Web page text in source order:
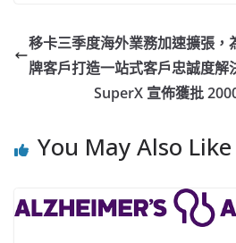
移卡三季度海外業務加速擴張
牌客戶打造一站式客戶忠誠度解
SuperX 宣佈獲批
You May Also Like